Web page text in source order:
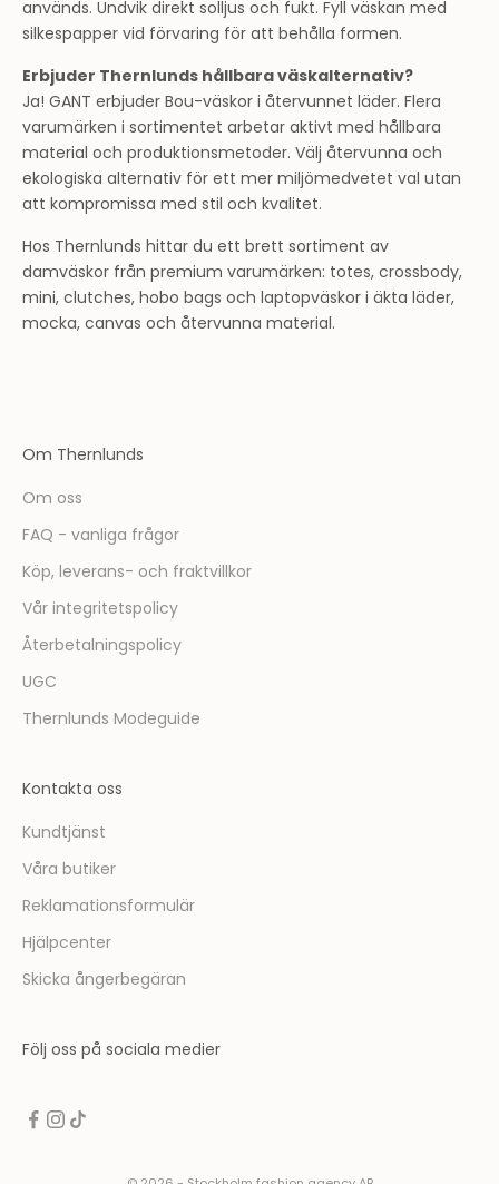
används. Undvik direkt solljus och fukt. Fyll väskan med
silkespapper vid förvaring för att behålla formen.
Erbjuder Thernlunds hållbara väskalternativ?
Ja! GANT erbjuder Bou-väskor i återvunnet läder. Flera
varumärken i sortimentet arbetar aktivt med hållbara
material och produktionsmetoder. Välj återvunna och
ekologiska alternativ för ett mer miljömedvetet val utan
att kompromissa med stil och kvalitet.
Hos Thernlunds hittar du ett brett sortiment av
damväskor från premium varumärken: totes, crossbody,
mini, clutches, hobo bags och laptopväskor i äkta läder,
mocka, canvas och återvunna material.
Om Thernlunds
Om oss
FAQ - vanliga frågor
Köp, leverans- och fraktvillkor
Vår integritetspolicy
Återbetalningspolicy
UGC
Thernlunds Modeguide
Kontakta oss
Kundtjänst
Våra butiker
Reklamationsformulär
Hjälpcenter
Skicka ångerbegäran
Följ oss på sociala medier